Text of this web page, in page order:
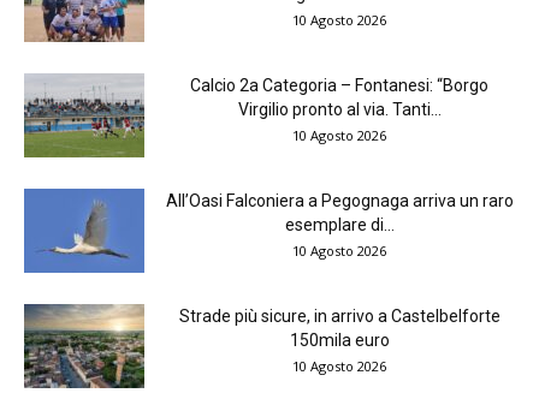
10 Agosto 2026
Calcio 2a Categoria – Fontanesi: “Borgo
Virgilio pronto al via. Tanti...
10 Agosto 2026
All’Oasi Falconiera a Pegognaga arriva un raro
esemplare di...
10 Agosto 2026
Strade più sicure, in arrivo a Castelbelforte
150mila euro
10 Agosto 2026